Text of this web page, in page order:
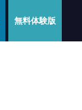
無料体験版